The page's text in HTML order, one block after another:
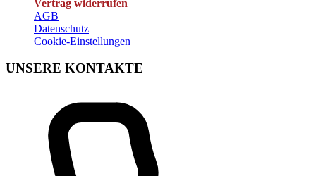
Vertrag widerrufen
AGB
Datenschutz
Cookie-Einstellungen
UNSERE KONTAKTE